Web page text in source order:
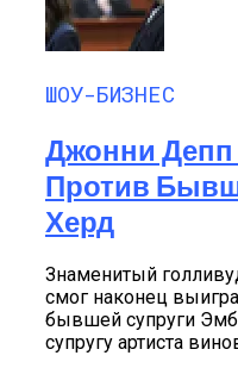
ШОУ-БИЗНЕС
Джонни
Против
Херд
Знаменитый
смог наконец
бывшей супруги
супругу артиста